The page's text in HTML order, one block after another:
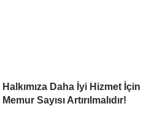
Halkımıza Daha İyi Hizmet İçin
Memur Sayısı Artırılmalıdır!